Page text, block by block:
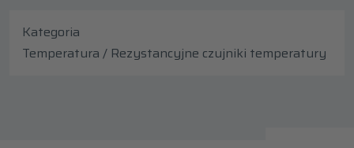
Kategoria
Temperatura / Rezystancyjne czujniki temperatury